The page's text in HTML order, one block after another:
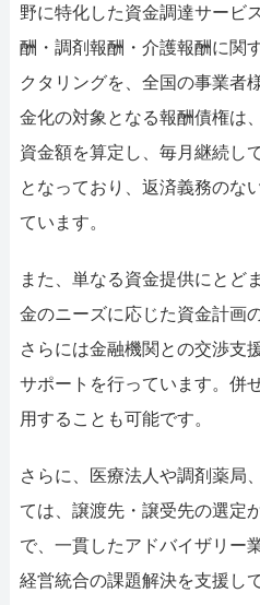
野に特化した資金調達サービ
酬・調剤報酬・介護報酬に関
クタリングを、全国の事業者
金化の対象となる報酬債権は
資金額を算定し、毎月継続し
となっており、返済義務のな
ています。
また、単なる資金提供にとど
金のニーズに応じた資金計画
さらには金融機関との交渉支
サポートを行っています。併
用することも可能です。
さらに、医療法人や調剤薬局
ては、譲渡先・譲受先の選定
で、一貫したアドバイザリー
経営統合の課題解決を支援し